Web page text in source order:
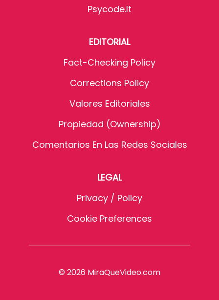
Psycode.it
EDITORIAL
Fact-Checking Policy
Corrections Policy
Valores Editoriales
Propiedad (Ownership)
Comentarios En Las Redes Sociales
LEGAL
Privacy / Policy
Cookie Preferences
© 2026 MiraQueVideo.com